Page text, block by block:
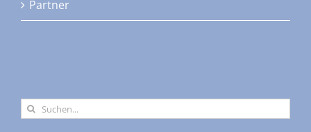
Partner
Suche
nach: